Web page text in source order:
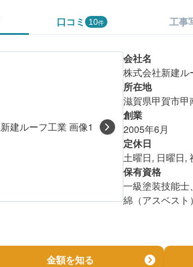
口コミ 10件 工事
こちらの会社
会社名
株式会社新建ル
所在地
滋賀県甲賀市甲
創業
2005年6月
定休日
土曜日, 日曜日,
保有資格
一級塗装技能
綿（アスベスト
金額を知る